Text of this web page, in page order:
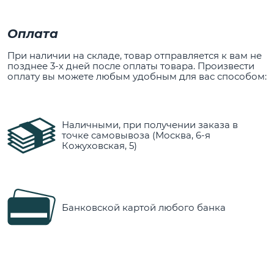
Оплата
При наличии на складе, товар отправляется к вам не
позднее 3-х дней после оплаты товара. Произвести
оплату вы можете любым удобным для вас способом:
Наличными, при получении заказа в
точке самовывоза (Москва, 6-я
Кожуховская, 5)
Банковской картой любого банка